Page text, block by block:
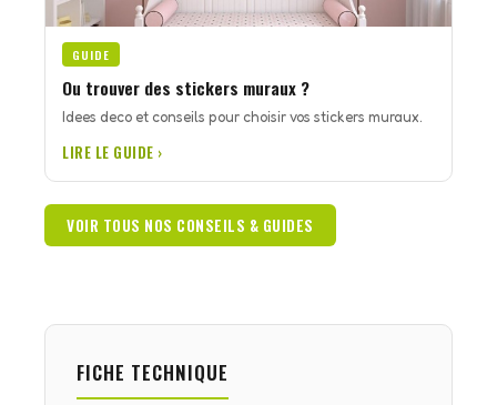
GUIDE
Ou trouver des stickers muraux ?
Idees deco et conseils pour choisir vos stickers muraux.
LIRE LE GUIDE ›
VOIR TOUS NOS CONSEILS & GUIDES
FICHE TECHNIQUE